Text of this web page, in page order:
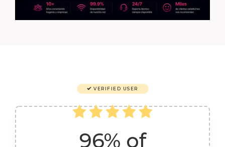
VERIFIED USER
96% of